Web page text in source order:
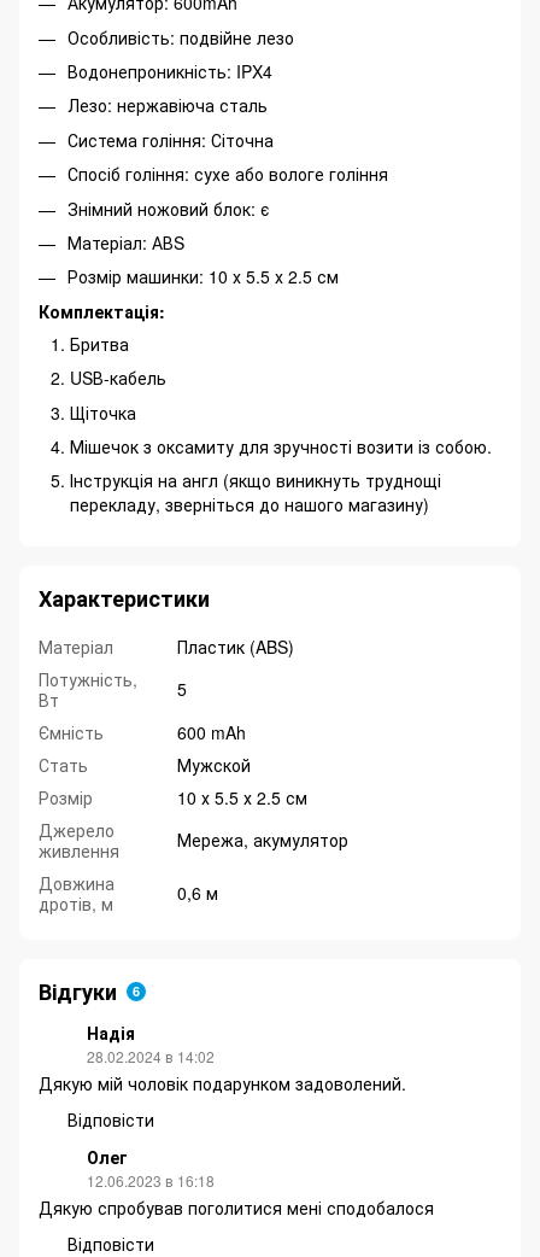
Особливість: подвійне лезо
Водонепроникність: IPX4
Лезо: нержавіюча сталь
Система гоління: Сіточна
Спосіб гоління: сухе або вологе гоління
Знімний ножовий блок: є
Матеріал: АВS
Розмір машинки: 10 х 5.5 х 2.5 см
Комплектація:
Бритва
USВ-кабель
Щіточка
Мішечок з оксамиту для зручності возити із собою.
Інструкція на англ (якщо виникнуть труднощі
перекладу, зверніться до нашого магазину)
Характеристики
Матеріал
Пластик (ABS)
Потужність,
Вт
5
Ємність
600 mAh
Стать
Мужской
Розмір
10 х 5.5 х 2.5 см
Джерело
живлення
Мережа, акумулятор
Довжина
дротів, м
0,6 м
Відгуки 6
Надія
28.02.2024 в 14:02
Дякую мій чоловік подарунком задоволений.
Відповісти
Олег
12.06.2023 в 16:18
Дякую спробував поголитися мені сподобалося
Відповісти